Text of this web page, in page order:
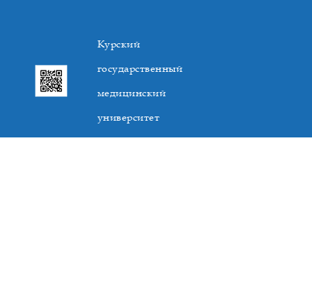
Курский
государственный
медицинский
университет